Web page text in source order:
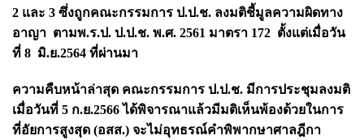
2 และ 3 ซึ่งถูกคณะกรรมการ ป.ป.ช. ลงมติชี้มูลความผิดทาง
อาญา ตามพ.ร.ป. ป.ป.ช. พ.ศ. 2561 มาตรา 172 ตั้งแต่เมื่อวัน
ที่ 8 มิ.ย.2564 ที่ผ่านมา
ความคืบหน้าล่าสุด คณะกรรมการ ป.ป.ช. มีการประชุมลงมติ
เมื่อวันที่ 5 ก.ย.2566 ได้พิจารณาแล้วมีมติเห็นพ้องด้วยในการ
ที่อัยการสูงสุด (อสส.) จะไม่อุทธรณ์คำพิพากษาศาลฎีกา